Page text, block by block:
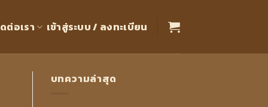
ต่อเรา เข้าสู่ระบบ / ลงทะเบียน
บทความล่าสุด